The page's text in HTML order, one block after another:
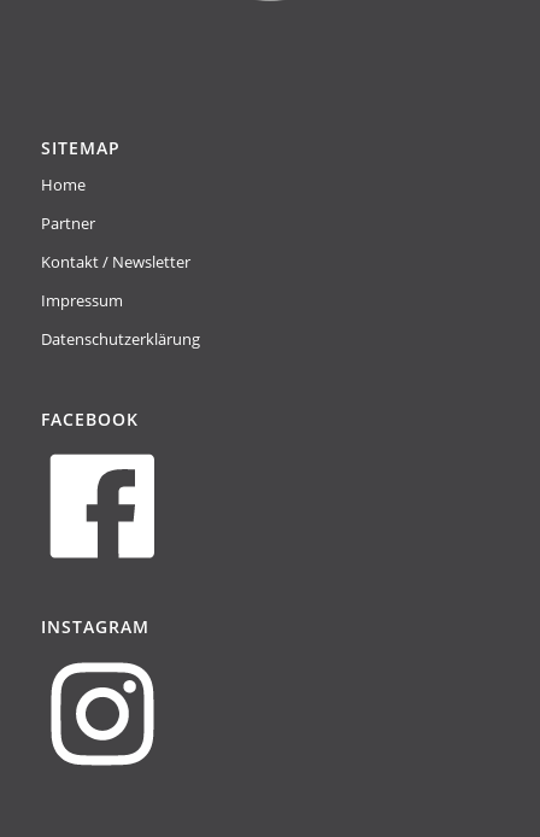
SITEMAP
Home
Partner
Kontakt / Newsletter
Impressum
Datenschutzerklärung
FACEBOOK
INSTAGRAM